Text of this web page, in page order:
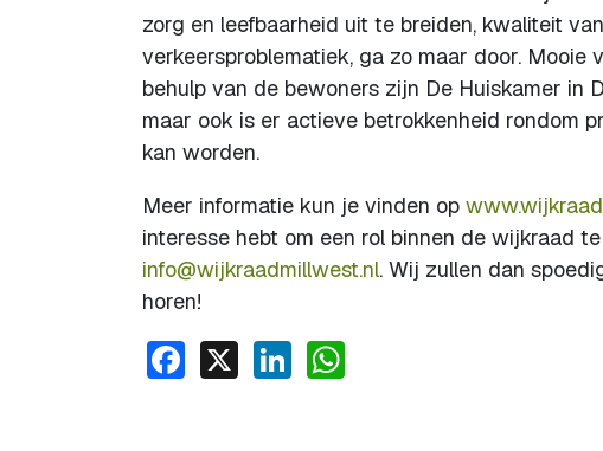
zorg en leefbaarheid uit te breiden, kwaliteit
verkeersproblematiek, ga zo maar door.
behulp van de bewoners zijn De Huiskamer in
maar ook is er actieve betrokkenheid rondom
kan worden.
Meer informatie kun je vinden op
interesse hebt om een rol binnen de wijkraad
info@wijkraadmillwest.nl. Wij zullen dan
horen!
Facebook
X LinkedIn